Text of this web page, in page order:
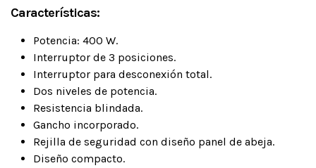
Características:
Potencia: 400 W.
Interruptor de 3 posiciones.
Interruptor para desconexión total.
Dos niveles de potencia.
Resistencia blindada.
Gancho incorporado.
Rejilla de seguridad con diseño panel de abeja.
Diseño compacto.